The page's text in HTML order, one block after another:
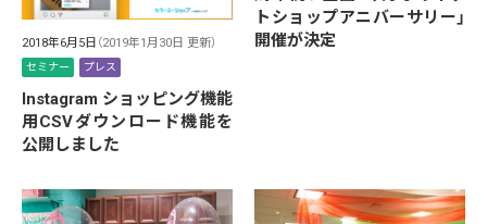
2018年6月5日 （2019年1月30日 更新）
セミナー プレス
Instagram ショッピング機能
用CSVダウンロード機能を
公開しました
トショップアニバーサリー」
開催が決定